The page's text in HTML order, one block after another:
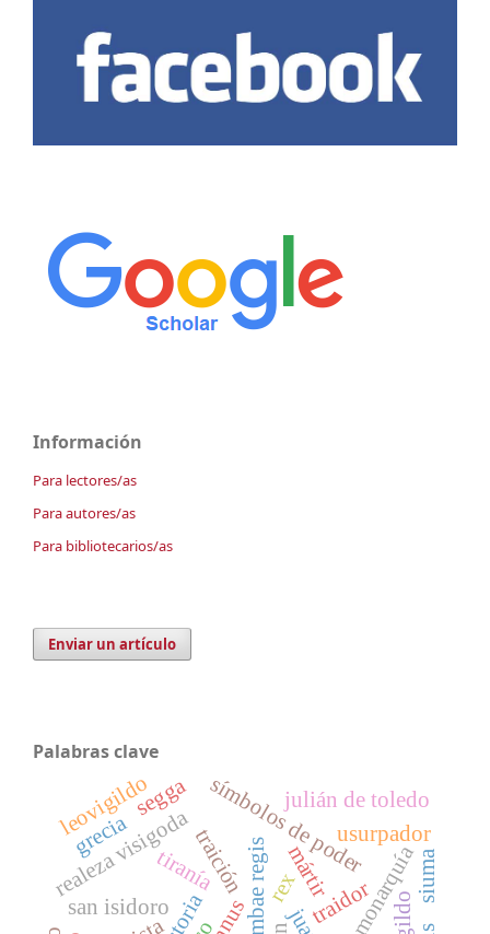
Información
Para lectores/as
Para autores/as
Para bibliotecarios/as
Enviar un artículo
Palabras clave
traición
traidor
tiranía
realeza visigodasímbolos de poder
monarquía
san isidoro
julián de toledo
usurpador
rex
mártir siuma
segga
leovigildo
grecia